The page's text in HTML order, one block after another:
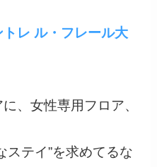
レ ル・フレール大
、女性専用フロア、
ステイ”を求めてるな